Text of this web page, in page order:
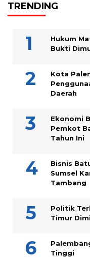
TRENDING
Hukum
Bukti
Kota
Daerah
Ekonomi
Pemkot
Tahun Ini
Bisnis
Sumsel
Tambang
Politik
Timur
Tinggi